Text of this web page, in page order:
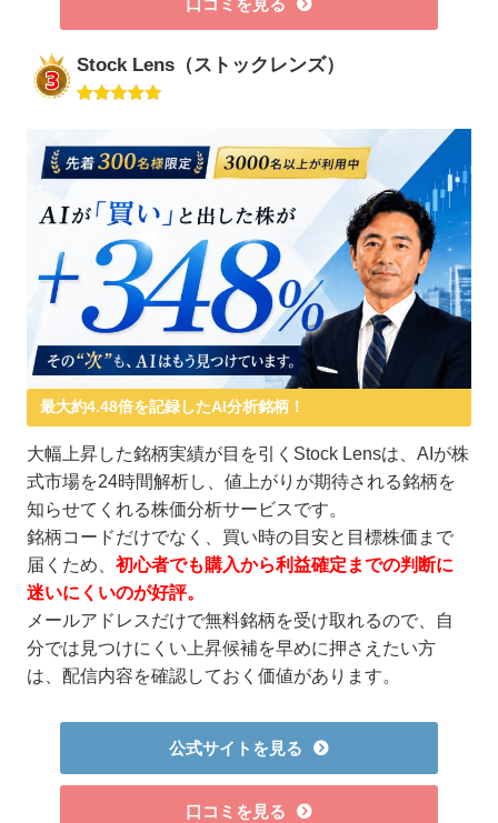
Stock Lens（ストックレンズ）
最大約4.48倍を記録したAI分析銘柄！
大幅上昇した銘柄実績が目を引くStock Lensは、AIが株
式市場を24時間解析し、値上がりが期待される銘柄を
知らせてくれる株価分析サービスです。
銘柄コードだけでなく、買い時の目安と目標株価まで
届くため、初心者でも購入から利益確定までの判断に
迷いにくいのが好評。
メールアドレスだけで無料銘柄を受け取れるので、自
分では見つけにくい上昇候補を早めに押さえたい方
は、配信内容を確認しておく価値があります。
公式サイトを見る
口コミを見る